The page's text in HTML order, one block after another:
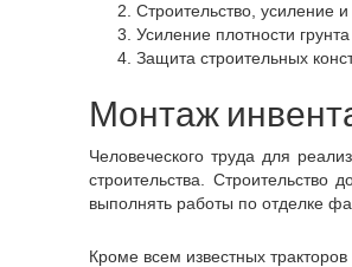
Строительство, усиление
Усиление плотности
Защита строительных
Монтаж
Человеческого труда для
строительства.
выполнять работы по отделке
Кроме всем известных